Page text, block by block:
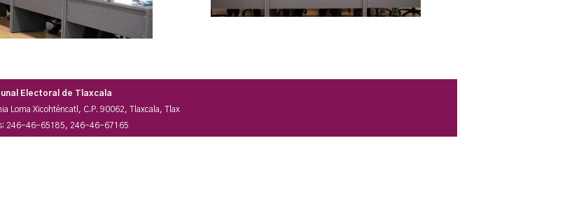
Electoral de Tlaxcala
Loma Xicohténcatl, C.P. 90062, Tlaxcala, Tlax
246-46-65185, 246-46-67165